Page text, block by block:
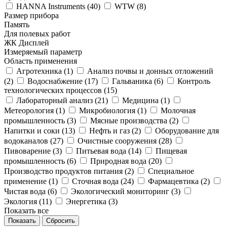
HANNA Instruments (40) WTW (8)
Размер прибора
Память
Для полевых работ
ЖК Дисплей
Измеряемый параметр
Область применения
Агротехника (1)
Анализ почвы и донных отложений
(2) Водоснабжение (17) Гальваника (6)
Контроль
технологических процессов (15)
Лабораторный анализ (21) Медицина (1)
Метеорология (1) Микробиология (1)
Молочная
промышленность (3) Мясные производства (2)
Напитки и соки (13) Нефть и газ (2)
Оборудование для
водоканалов (27) Очистные сооружения (28)
Пивоварение (3) Питьевая вода (14)
Пищевая
промышленность (6) Природная вода (20)
Производство продуктов питания (2)
Специальное
применение (1) Сточная вода (24) Фармацевтика (2)
Чистая вода (6) Экологический мониторинг (3)
Экология (11) Энергетика (3)
Показать все
Сбросить